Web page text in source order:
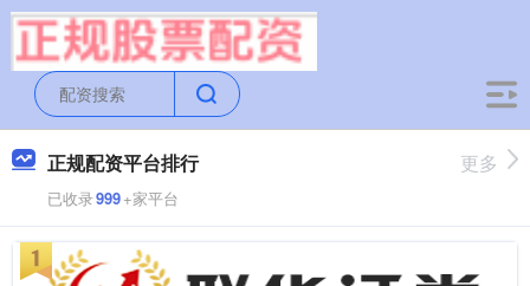
正规配资平台排行
已收录999+家平台
更多